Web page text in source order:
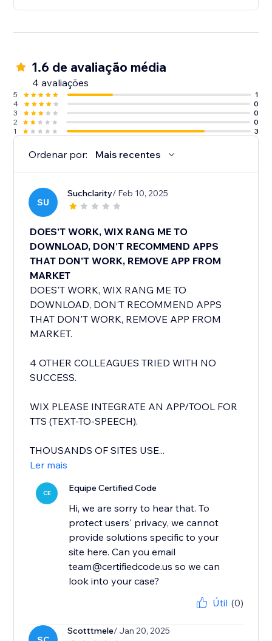
1.6 de avaliação média
4 avaliações
5
1
4
0
3
0
2
0
1
3
Ordenar por: Mais recentes
SU
Suchclarity/ Feb 10, 2025
DOES'T WORK, WIX RANG ME TO
DOWNLOAD, DON'T RECOMMEND APPS
THAT DON'T WORK, REMOVE APP FROM
MARKET
DOES'T WORK, WIX RANG ME TO
DOWNLOAD, DON'T RECOMMEND APPS
THAT DON'T WORK, REMOVE APP FROM
MARKET.
4 OTHER COLLEAGUES TRIED WITH NO
SUCCESS.
WIX PLEASE INTEGRATE AN APP/TOOL FOR
TTS (TEXT-TO-SPEECH).
THOUSANDS OF SITES USE...
Ler mais
CE Equipe Certified Code
Hi, we are sorry to hear that. To
protect users' privacy, we cannot
provide solutions specific to your
site here. Can you email
team@certifiedcode.us so we can
look into your case?
Útil (0)
Scotttmele/ Jan 20, 2025